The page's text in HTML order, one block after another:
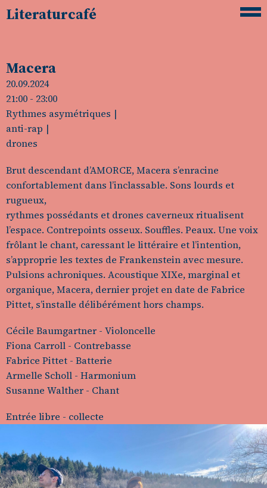
Literaturcafé
Macera
20.09.2024
21:00 - 23:00
Rythmes asymétriques
anti-rap
drones
Brut descendant d’AMORCE, Macera s’enracine
confortablement dans l’inclassable. Sons lourds et
rugueux,
rythmes possédants et drones caverneux ritualisent
l’espace. Contrepoints osseux. Souffles. Peaux. Une voix
frôlant le chant, caressant le littéraire et l’intention,
s’approprie les textes de Frankenstein avec mesure.
Pulsions achroniques. Acoustique XIXe, marginal et
organique, Macera, dernier projet en date de Fabrice
Pittet, s’installe délibérément hors champs.
Cécile Baumgartner - Violoncelle
Fiona Carroll - Contrebasse
Fabrice Pittet - Batterie
Armelle Scholl - Harmonium
Susanne Walther - Chant
Entrée libre - collecte